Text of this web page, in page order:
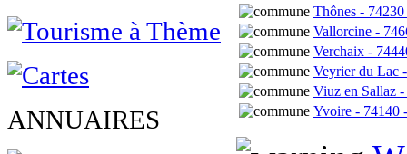
ANNUAIRES
Thônes -
Vallorcine -
Verchaix -
Veyrier du Lac
Viuz en Sallaz
Yvoire - 74140